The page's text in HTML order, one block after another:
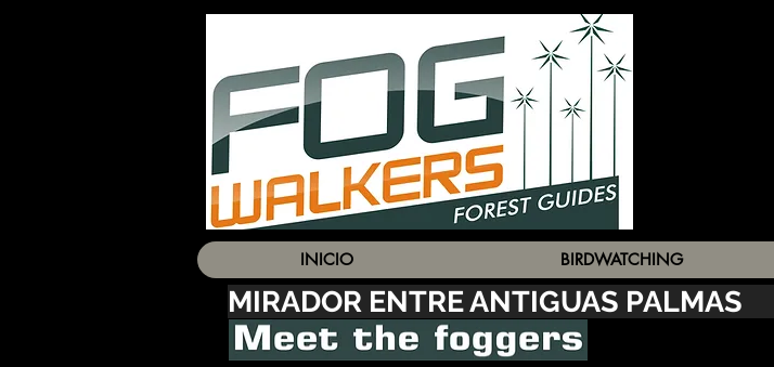
MIRADOR ENTRE ANTIGUAS PALMAS
INICIO BIRDWATCHING